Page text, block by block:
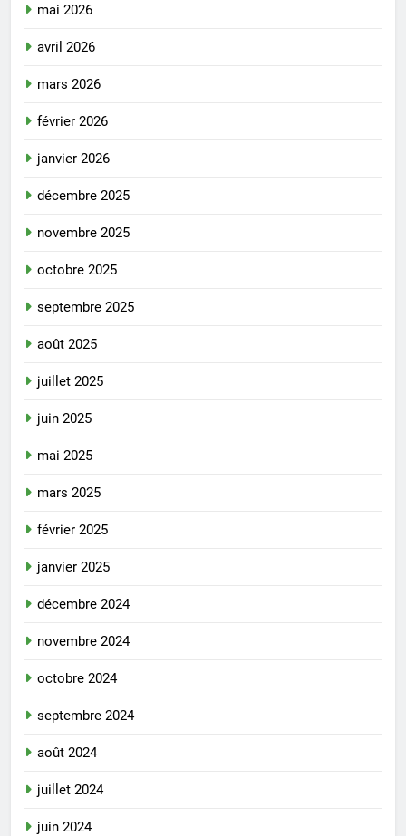
mai 2026
avril 2026
mars 2026
février 2026
janvier 2026
décembre 2025
novembre 2025
octobre 2025
septembre 2025
août 2025
juillet 2025
juin 2025
mai 2025
mars 2025
février 2025
janvier 2025
décembre 2024
novembre 2024
octobre 2024
septembre 2024
août 2024
juillet 2024
juin 2024